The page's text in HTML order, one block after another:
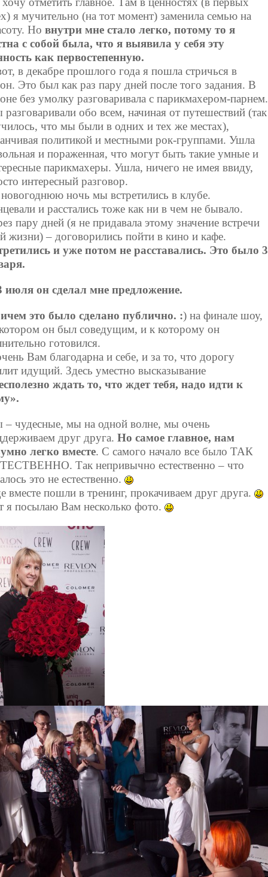
я мучительно (на тот момент) заменила семью на
Но внутри мне стало легко, потому то я
с собой была, что я выявила у себя эту
как первостепенную.
в декабре прошлого года я пошла стричься в
Это был как раз пару дней после того задания. В
без умолку разговаривала с парикмахером-парнем.
обо всем, начиная от путешествий (так
что мы были в одних и тех же местах),
политикой и местными рок-группами. Ушла
и пораженная, что могут быть такие умные и
парикмахеры. Ушла, ничего не имея ввиду,
интересный разговор.
ночь мы встретились в клубе.
и расстались тоже как ни в чем не бывало.
пару дней (я не придавала этому значение встречи
жизни) – договорились пойти в кино и кафе.
и уже потом не расставались. Это было 3
июля он сделал мне предложение.
это было сделано публично. :) на финале шоу,
он был соведущим, и к которому он
готовился.
Вам благодарна и себе, и за то, что дорогу
идущий. Здесь уместно высказывание
ждать то, что ждет тебя, надо идти к
чудесные, мы на одной волне, мы очень
друг друга. Но самое главное, нам
легко вместе. С самого начало все было ТАК
Так непривычно естественно – что
это не естественно.
вместе пошли в тренинг, прокачиваем друг друга.
я посылаю Вам несколько фото.